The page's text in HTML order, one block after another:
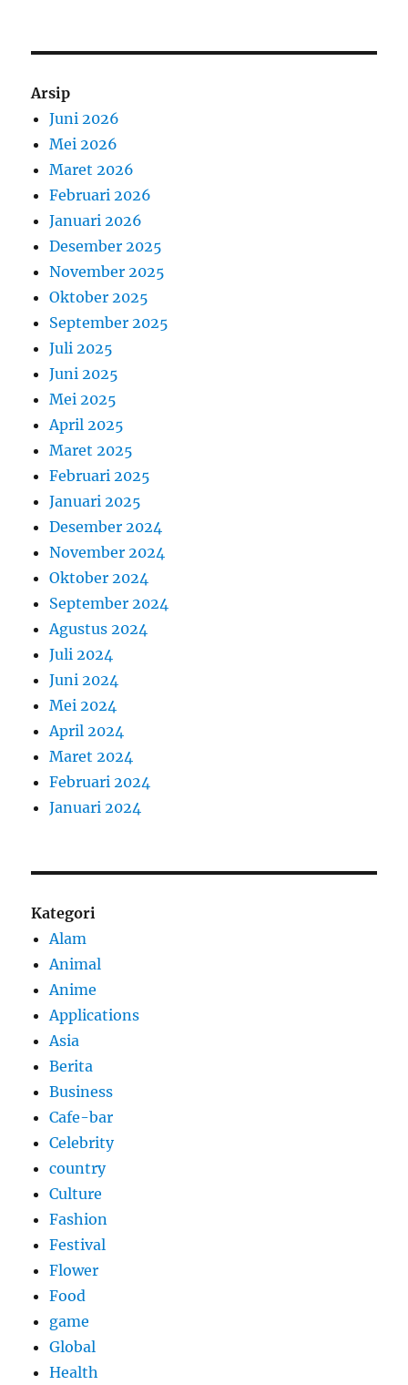
Arsip
Juni 2026
Mei 2026
Maret 2026
Februari 2026
Januari 2026
Desember 2025
November 2025
Oktober 2025
September 2025
Juli 2025
Juni 2025
Mei 2025
April 2025
Maret 2025
Februari 2025
Januari 2025
Desember 2024
November 2024
Oktober 2024
September 2024
Agustus 2024
Juli 2024
Juni 2024
Mei 2024
April 2024
Maret 2024
Februari 2024
Januari 2024
Kategori
Alam
Animal
Anime
Applications
Asia
Berita
Business
Cafe-bar
Celebrity
country
Culture
Fashion
Festival
Flower
Food
game
Global
Health